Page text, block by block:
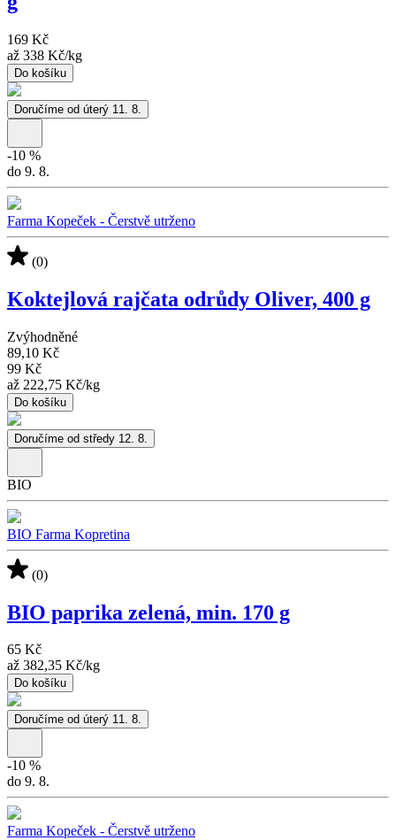
169 Kč
až 338 Kč/kg
Do košíku
Doručíme od úterý 11. 8.
-10 %
do 9. 8.
Farma Kopeček - Čerstvě utrženo
(0)
Koktejlová rajčata odrůdy Oliver, 400 g
Zvýhodněné
89,10 Kč
99 Kč
až 222,75 Kč/kg
Do košíku
Doručíme od středy 12. 8.
BIO
BIO Farma Kopretina
(0)
BIO paprika zelená, min. 170 g
65 Kč
až 382,35 Kč/kg
Do košíku
Doručíme od úterý 11. 8.
-10 %
do 9. 8.
Farma Kopeček - Čerstvě utrženo